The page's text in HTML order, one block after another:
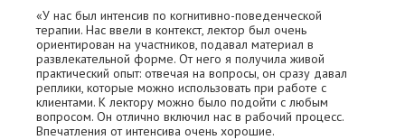
«У нас был интенсив по когнитивно-поведенческой
терапии. Нас ввели в контекст, лектор был очень
ориентирован на участников, подавал материал в
развлекательной форме. От него я получила живой
практический опыт: отвечая на вопросы, он сразу давал
реплики, которые можно использовать при работе с
клиентами. К лектору можно было подойти с любым
вопросом. Он отлично включил нас в рабочий процесс.
Впечатления от интенсива очень хорошие.